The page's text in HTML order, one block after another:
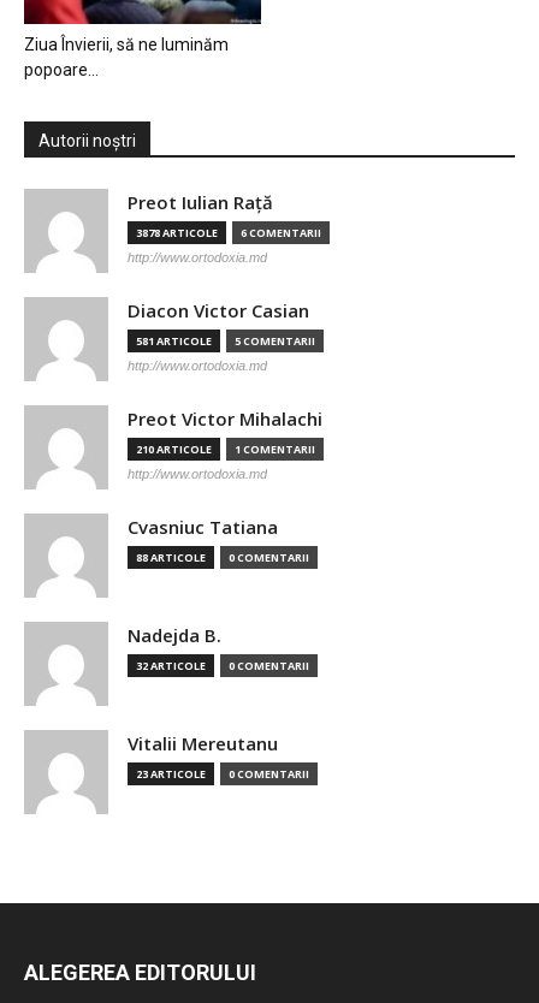
Ziua Învierii, să ne luminăm
popoare…
Autorii noștri
Preot Iulian Raţă
3878 ARTICOLE 6 COMENTARII
http://www.ortodoxia.md
Diacon Victor Casian
581 ARTICOLE 5 COMENTARII
http://www.ortodoxia.md
Preot Victor Mihalachi
210 ARTICOLE 1 COMENTARII
http://www.ortodoxia.md
Cvasniuc Tatiana
88 ARTICOLE 0 COMENTARII
Nadejda B.
32 ARTICOLE 0 COMENTARII
Vitalii Mereutanu
23 ARTICOLE 0 COMENTARII
ALEGEREA EDITORULUI